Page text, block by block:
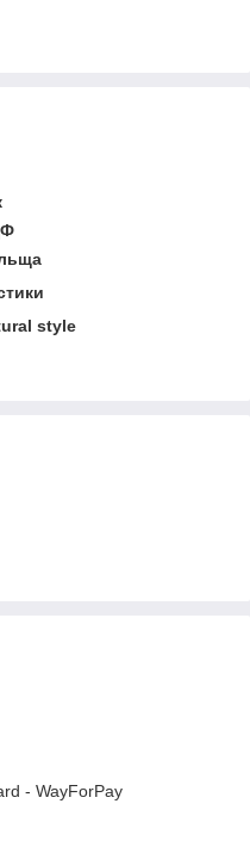
style
- WayForPay